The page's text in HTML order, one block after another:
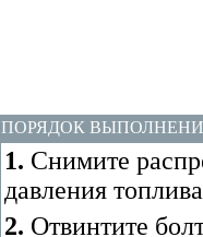
ПОРЯДОК
1. Снимите
давления
2. Отвинтите